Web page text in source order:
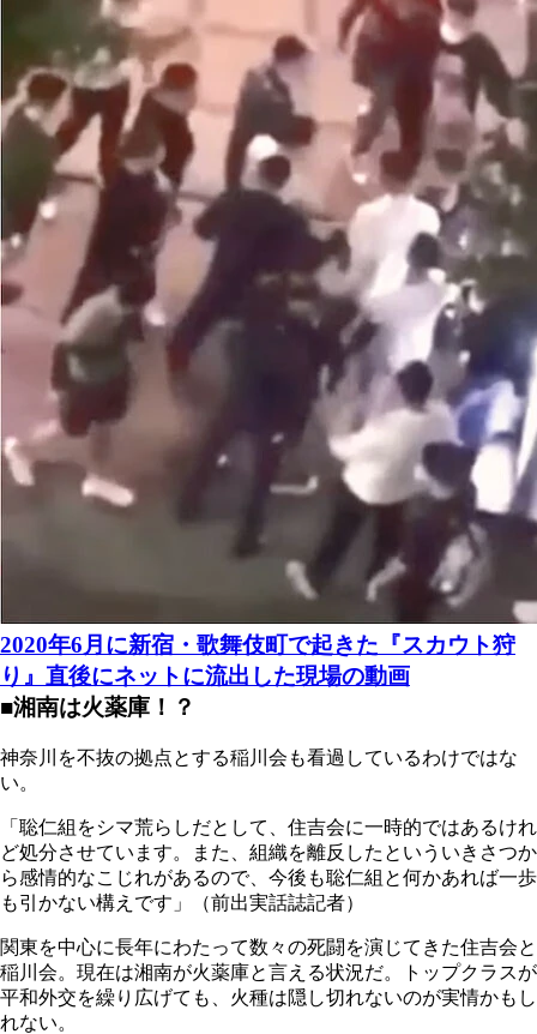
2020年6月に新宿・歌舞伎町で起きた『スカウト狩
り』直後にネットに流出した現場の動画
■湘南は火薬庫！？
神奈川を不抜の拠点とする稲川会も看過しているわけではな
い。
「聡仁組をシマ荒らしだとして、住吉会に一時的ではあるけれ
ど処分させています。また、組織を離反したといういきさつか
ら感情的なこじれがあるので、今後も聡仁組と何かあれば一歩
も引かない構えです」（前出実話誌記者）
関東を中心に長年にわたって数々の死闘を演じてきた住吉会と
稲川会。現在は湘南が火薬庫と言える状況だ。トップクラスが
平和外交を繰り広げても、火種は隠し切れないのが実情かもし
れない。